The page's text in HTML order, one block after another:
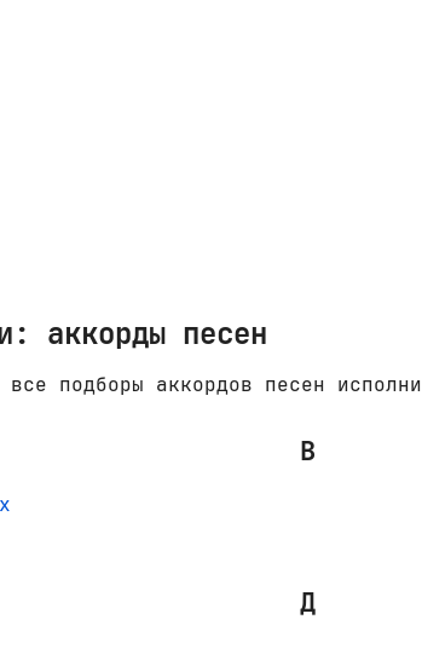
аккорды песен
все подборы аккордов песен
В
Д